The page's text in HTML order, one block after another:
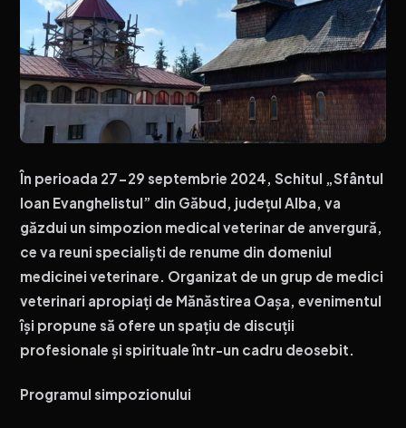
În perioada 27-29 septembrie 2024, Schitul „Sfântul
Ioan Evanghelistul” din Găbud, județul Alba, va
găzdui un simpozion medical veterinar de anvergură,
ce va reuni specialiști de renume din domeniul
medicinei veterinare. Organizat de un grup de medici
veterinari apropiați de Mănăstirea Oașa, evenimentul
își propune să ofere un spațiu de discuții
profesionale și spirituale într-un cadru deosebit.
Programul simpozionului